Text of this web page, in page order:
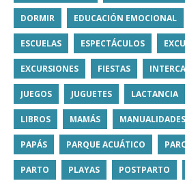
DORMIR EDUCACIÓN EMOCIONAL
ESCUELAS ESPECTÁCULOS
EXCURSIONES FIESTAS
JUEGOS JUGUETES LACTANCIA
LIBROS MAMÁS MANUALIDADES
PAPÁS PARQUE ACUÁTICO
PARTO PLAYAS POSTPARTO